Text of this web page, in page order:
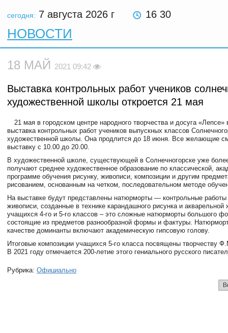
сегодня: 7 августа 2026 г 16 30
НОВОСТИ
18 МАЙ 2021 09:42
Выставка контрольных работ учеников
художественной школы откроется 21 мая
21 мая в городском центре народного творчества и досуга «Лепсе»
выставка контрольных работ учеников выпускных классов
художественной школы. Она продлится до 18 июня. Все желающие
выставку с 10.00 до 20.00.
В художественной школе, существующей в Солнечногорске уже
получают среднее художественное образование по классической,
программе обучения рисунку, живописи, композиции и другим
рисованием, основанным на четком, последовательном методе
На выставке будут представлены натюрморты — контрольные работы
живописи, созданные в технике карандашного рисунка и
учащихся 4-го и 5-го классов – это сложные натюрморты большого
состоящие из предметов разнообразной формы и фактуры.
качестве доминанты включают академическую гипсовую голову.
Итоговые композиции учащихся 5-го класса посвящены творчеству
В 2021 году отмечается 200-летие этого гениального русского
Рубрика: Официально